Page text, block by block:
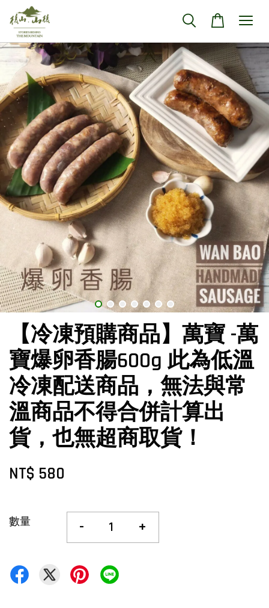
【冷凍預購商品】萬寶 -萬
寶爆卵香腸600g 此為低溫
冷凍配送商品，無法與常
溫商品不得合併計算出
貨，也無超商取貨！
NT$ 580
數量 - +